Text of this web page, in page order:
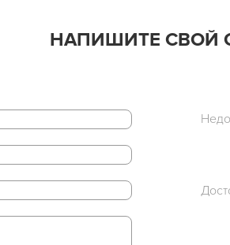
НАПИШИТЕ СВОЙ